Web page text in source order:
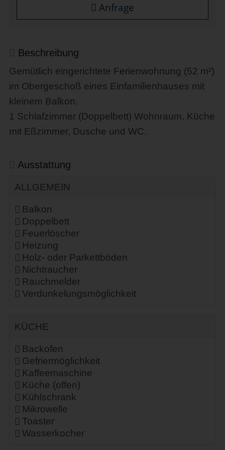
Anfrage
Beschreibung
Gemütlich eingerichtete Ferienwohnung (52 m²)
im Obergeschoß eines Einfamilienhauses mit
kleinem Balkon.
1 Schlafzimmer (Doppelbett) Wohnraum, Küche
mit Eßzimmer, Dusche und WC.
Ausstattung
ALLGEMEIN
Balkon
Doppelbett
Feuerlöscher
Heizung
Holz- oder Parkettböden
Nichtraucher
Rauchmelder
Verdunkelungsmöglichkeit
KÜCHE
Backofen
Gefriermöglichkeit
Kaffeemaschine
Küche (offen)
Kühlschrank
Mikrowelle
Toaster
Wasserkocher